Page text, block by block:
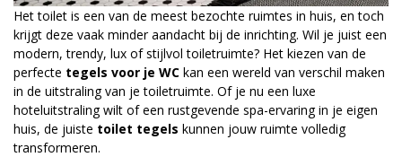
Het toilet is een van de meest bezochte ruimtes in huis, en toch
krijgt deze vaak minder aandacht bij de inrichting. Wil je juist een
modern, trendy, lux of stijlvol toiletruimte? Het kiezen van de
perfecte tegels voor je WC kan een wereld van verschil maken
in de uitstraling van je toiletruimte. Of je nu een luxe
hoteluitstraling wilt of een rustgevende spa-ervaring in je eigen
huis, de juiste toilet tegels kunnen jouw ruimte volledig
transformeren.